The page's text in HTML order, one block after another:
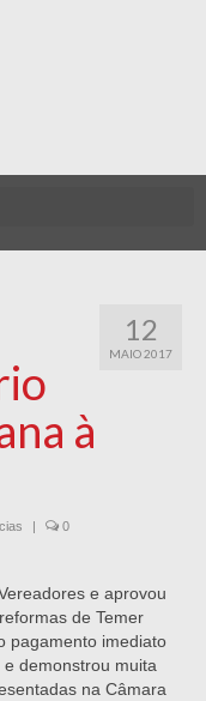
12
MAIO 2017
à
| 0
e aprovou
de Temer
pagamento imediato
demonstrou muita
na Câmara